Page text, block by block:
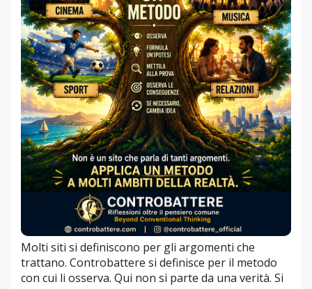
Molti siti si definiscono per gli argomenti che
trattano. Controbattere si definisce per il metodo
con cui li osserva. Qui non si parte da una verità. Si